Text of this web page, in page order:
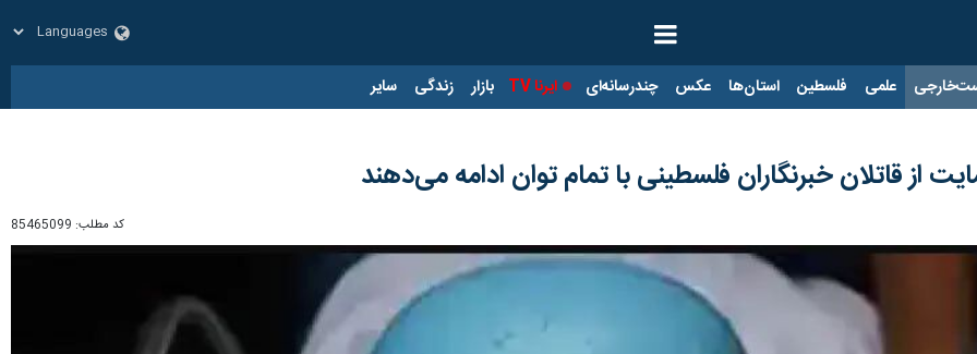
علمی فلسطین استان‌ها عکس چندرسانه‌ای ایرنا TV بازار زندگی سایر
از قاتلان خبرنگاران فلسطینی با تمام توان ادامه می‌دهند‏
کد مطلب: 85465099